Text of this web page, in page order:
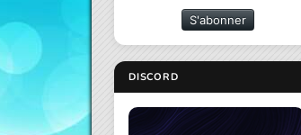
S'abonner
DISCORD